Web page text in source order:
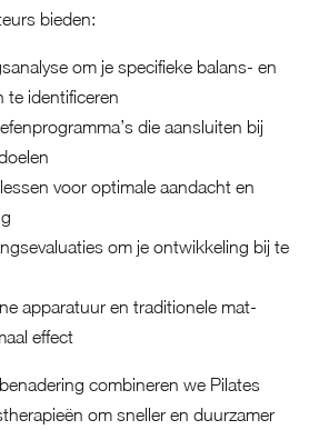
bieden:
om je specifieke balans- en
te identificeren
die aansluiten bij
voor optimale aandacht en
om je ontwikkeling bij te
apparatuur en traditionele mat-
effect
combineren we Pilates
om sneller en duurzamer